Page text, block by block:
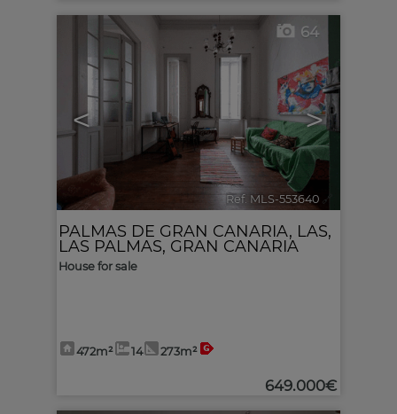
< >
64
Ref. MLS-553640 🔗
PALMAS DE GRAN CANARIA, LAS,
LAS PALMAS, GRAN CANARIA
House for sale
472m² 14 273m²
649.000€